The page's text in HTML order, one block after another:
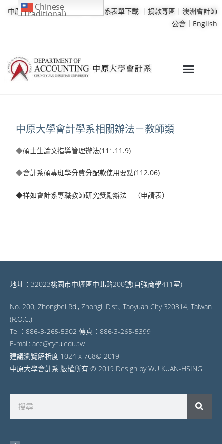
中原大學｜學校行事曆 會計系表單下載 ｜ 捐款專區 ｜ 澳洲會計師
公會｜ English
中原大學會計學系相關辦法－教師類
◆碩士生論文指導管理辦法(111.11.9)
◆會計系碩專班學分費分配款使用要點(112.06)
◆祥如會計系專職教師研究獎勵辦法 （申請表）
地址：32023桃園市中壢區中北路200號(自強商學411室)
No. 200, Zhongbei Rd., Zhongli Dist., Taoyuan City 320314, Taiwan
(R.O.C.)
Tel：886-3-265-5302 傳真：886-3-265-5399
E-mail: acc@cycu.edu.tw
建議瀏覽解析度 1024 x 768© 2019
中原大學會計系 版權所有 © 2019 Design by WU KUAN-HSING
Chinese
(Traditional)